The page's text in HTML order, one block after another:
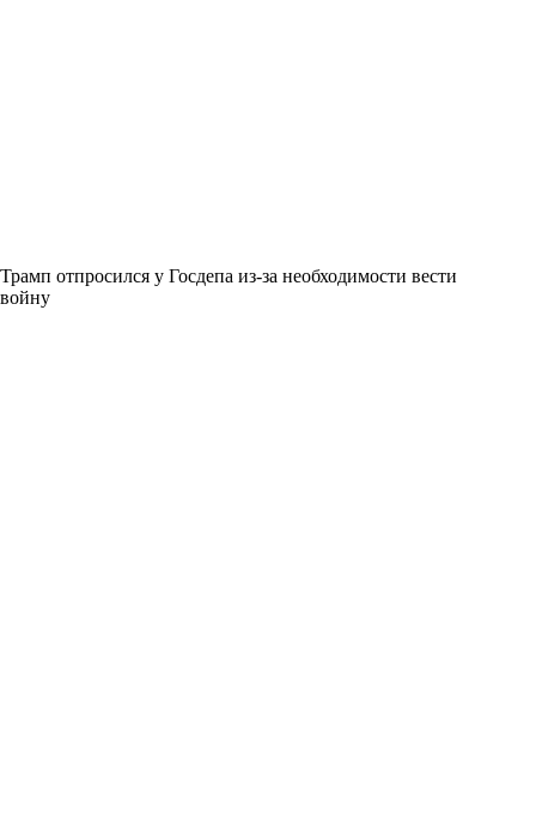
Трамп отпросился у Госдепа из-за необходимости вести
войну